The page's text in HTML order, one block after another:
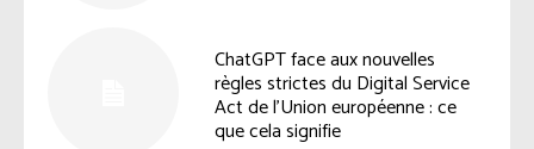
ChatGPT face aux nouvelles
règles strictes du Digital Service
Act de l’Union européenne : ce
que cela signifie